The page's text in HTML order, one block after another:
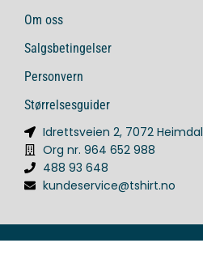
Om oss
Salgsbetingelser
Personvern
Størrelsesguider
Idrettsveien 2, 7072 Heimdal
Org nr. 964 652 988
488 93 648
kundeservice@tshirt.no